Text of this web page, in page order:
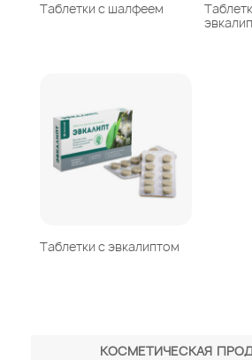
Таблетки с шалфеем
Таблетки с эвкалиптом
КОСМЕТИЧЕСКАЯ